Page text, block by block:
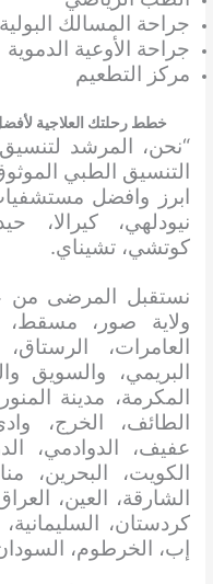
جراحة المسالك البولية
جراحة الأوعية الدموية
مركز التطعيم
خطط رحلتك العلاجية
“نحن، المرشد
التنسيق الطبي
ابرز وافضل
نيودلهي، كيرالا،
كوتشي، تشيناي.
نستقبل المرضى من
ولاية صور، مسقط،
العامرات،
البريمي، والسويق
المكرمة، مدينة
الطائف، الخرج،
عفيف، الدوادمي،
الكويت، البحرين،
الشارقة، العين،
كردستان،
إب، الخرطوم،